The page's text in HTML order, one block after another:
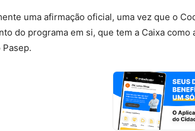
uma afirmação oficial, uma vez que o
do programa em si, que tem a Caixa